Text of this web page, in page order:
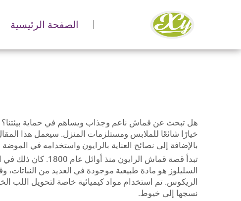
الصفحة الرئيسية
هل تبحث عن قماش ناعم وجذاب ويساهم في حماية بيئتنا؟
خيارًا شائعًا للملابس ومستلزمات المنزل. سيعمل هذا
بالإضافة إلى نصائح العناية بالرايون واستخدامه في
تبدأ قصة قماش
السليلوز هو مادة طبيعية موجودة في العديد من
الريكوس. تم استخدام مواد كيميائية خاصة لتحويل
نسجها إلى خيوط.